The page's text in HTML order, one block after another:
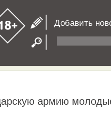
Добавить
армию